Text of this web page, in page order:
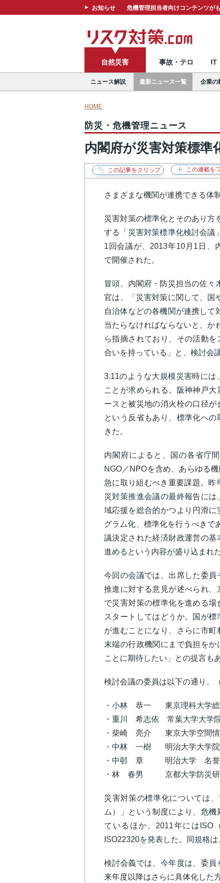
お知らせ 危機管理担当者向けコンテンツが
自然災害 事故・テロ IT
ニュース解説 最新ニュース一覧 企業の
HOME
防災・危機管理ニュース
内閣府が災害対策標準
さまざまな機関が連携できる体
災害対策の標準化とそのあり方
する「災害対策標準化検討会議
1回会議が、2013年10月1日、
で開催された。
冒頭、内閣府・防災担当の佐々
官は、「災害対策に関して、国
自治体などの各機関が連携して
当たらなければならないと、か
ら指摘されており、その活動
合いを持っている」と、検討会
3.11のような大規模災害時に
ことが求められる。阪神神戸
ースと被災地の消火栓の口径
という反省もあり、標準化へ
きた。
内閣府によると、国の各省庁
NGO／NPOを含め、あらゆる
急に取り組むべき重要課題。
災対策推進会議の最終報告に
域応援を総合的かつより円滑
グラム化、標準化を行うべきで
議決定された経済財政運営の
進めるという内容が盛り込まれた
今回の会議では、出席した委
推進に対する意見が述べられ
で災害対策の標準化を進める
スタートしてはどうか。国が
が進むことになり、さらに市町
末端の行政機関にまで負担をか
ことに期待したい」との提言も
検討会議の委員は以下の通り。
・小林 恭一 東京理科大学総
・重川 希志依 常葉大学大学
・柴崎 亮介 東京大学空間情
・中林 一樹 明治大学大学院
・中邨 章 明治大学 名誉
・林 春男 京都大学防災研
災害対策の標準化については
ム）」という制度により、危
ているほか、2011年にはISO
ISO22320を発表した。同規格
検討会義では、今年度は、委員
来年度以降はさらに具体化した